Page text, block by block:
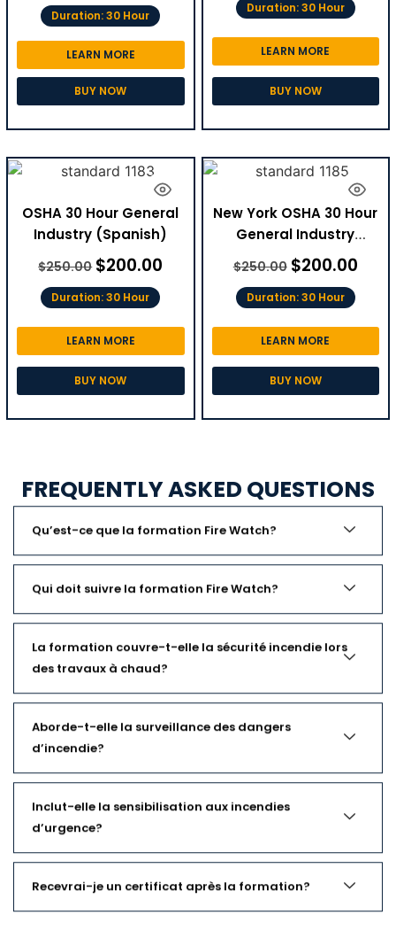
Duration: 30 Hour
LEARN MORE
BUY NOW
Duration: 30 Hour
LEARN MORE
BUY NOW
OSHA 30 Hour General
Industry (Spanish)
$250.00 $200.00
Duration: 30 Hour
LEARN MORE
BUY NOW
New York OSHA 30 Hour
General Industry
(Spanish)
$250.00 $200.00
Duration: 30 Hour
LEARN MORE
BUY NOW
FREQUENTLY ASKED QUESTIONS
Qu’est-ce que la formation Fire Watch?
Qui doit suivre la formation Fire Watch?
La formation couvre-t-elle la sécurité incendie lors
des travaux à chaud?
Aborde-t-elle la surveillance des dangers
d’incendie?
Inclut-elle la sensibilisation aux incendies
d’urgence?
Recevrai-je un certificat après la formation?